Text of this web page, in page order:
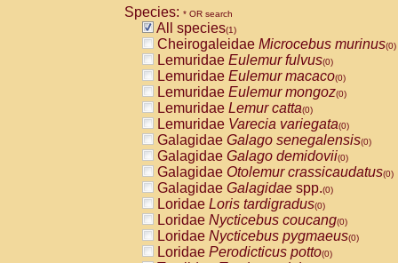
Species: * OR search
All species(1)
Cheirogaleidae Microcebus murinus(0)
Lemuridae Eulemur fulvus(0)
Lemuridae Eulemur macaco(0)
Lemuridae Eulemur mongoz(0)
Lemuridae Lemur catta(0)
Lemuridae Varecia variegata(0)
Galagidae Galago senegalensis(0)
Galagidae Galago demidovii(0)
Galagidae Otolemur crassicaudatus(0)
Galagidae Galagidae spp.(0)
Loridae Loris tardigradus(0)
Loridae Nycticebus coucang(0)
Loridae Nycticebus pygmaeus(0)
Loridae Perodicticus potto(0)